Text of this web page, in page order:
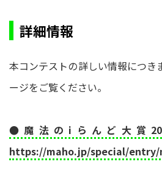
詳細情報
本コンテストの詳しい情報につき
ージをご覧ください。
●魔法のiらんど大賞
https://maho.jp/special/entry/